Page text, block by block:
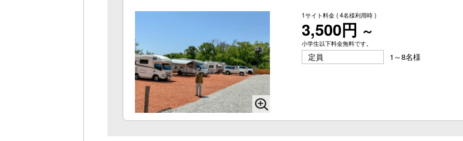
1サイト料金 ( 4名様利用時 )
3,500円 ～
小学生以下料金無料です。
定員 1～8名様